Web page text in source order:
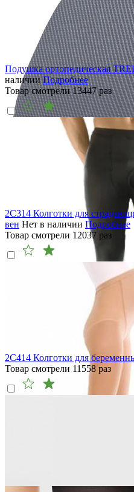
Подушка ортопедическая
наличии Подробнее
Товар смотрели13447раз
2C314 Колготки для
вен Нет в наличии Подробнее
Товар смотрели 12037 раз
2C414 Колготки для
Товар смотрели 11558 раз